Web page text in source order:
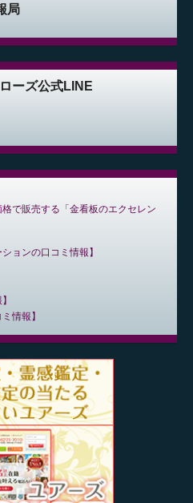
局
ーズ公式LINE
で販売する「金看板のエクセレン
ョンの口コミ情報
情報